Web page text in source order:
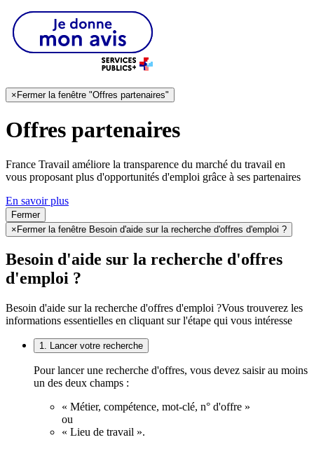
×Fermer la fenêtre "Offres partenaires"
Offres partenaires
France Travail améliore la transparence du marché du travail en
vous proposant plus d'opportunités d'emploi grâce à ses partenaires
En savoir plus
Fermer
×Fermer la fenêtre Besoin d'aide sur la recherche d'offres d'emploi ?
Besoin d'aide sur la recherche d'offres
d'emploi ?
Besoin d'aide sur la recherche d'offres d'emploi ?Vous trouverez les
informations essentielles en cliquant sur l'étape qui vous intéresse
1. Lancer votre recherche
Pour lancer une recherche d'offres, vous devez saisir au moins
un des deux champs :
« Métier, compétence, mot-clé, n° d'offre »
ou
« Lieu de travail ».